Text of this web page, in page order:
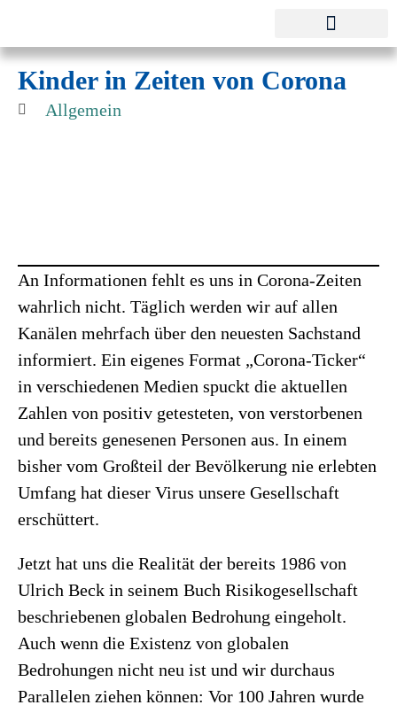
Pestalozzi-Fröbel-Verband e.V.
Kinder in Zeiten von Corona
Allgemein
An Informationen fehlt es uns in Corona-Zeiten
wahrlich nicht. Täglich werden wir auf allen
Kanälen mehrfach über den neuesten Sachstand
informiert. Ein eigenes Format „Corona-Ticker“
in verschiedenen Medien spuckt die aktuellen
Zahlen von positiv getesteten, von verstorbenen
und bereits genesenen Personen aus. In einem
bisher vom Großteil der Bevölkerung nie erlebten
Umfang hat dieser Virus unsere Gesellschaft
erschüttert.
Jetzt hat uns die Realität der bereits 1986 von
Ulrich Beck in seinem Buch Risikogesellschaft
beschriebenen globalen Bedrohung eingeholt.
Auch wenn die Existenz von globalen
Bedrohungen nicht neu ist und wir durchaus
Parallelen ziehen können: Vor 100 Jahren wurde